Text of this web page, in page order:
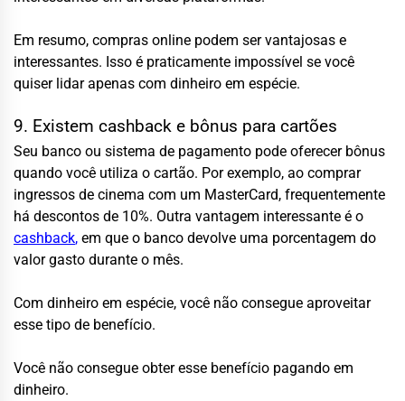
Em resumo, compras online podem ser vantajosas e
interessantes. Isso é praticamente impossível se você
quiser lidar apenas com dinheiro em espécie.
9. Existem cashback e bônus para cartões
Seu banco ou sistema de pagamento pode oferecer bônus
quando você utiliza o cartão. Por exemplo, ao comprar
ingressos de cinema com um MasterCard, frequentemente
há descontos de 10%. Outra vantagem interessante é o
cashback, em que o banco devolve uma porcentagem do
valor gasto durante o mês.
Com dinheiro em espécie, você não consegue aproveitar
esse tipo de benefício.
Você não consegue obter esse benefício pagando em
dinheiro.